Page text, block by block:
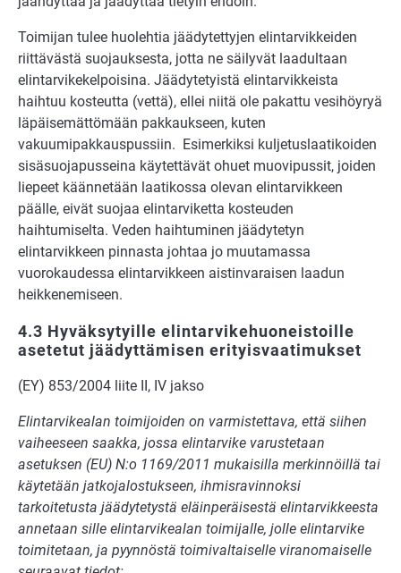
Toimijan tulee huolehtia jäädytettyjen elintarvikkeiden
riittävästä suojauksesta, jotta ne säilyvät laadultaan
elintarvikekelpoisina. Jäädytetyistä elintarvikkeista
haihtuu kosteutta (vettä), ellei niitä ole pakattu vesihöyryä
läpäisemättömään pakkaukseen, kuten
vakuumipakkauspussiin. Esimerkiksi kuljetuslaatikoiden
sisäsuojapusseina käytettävät ohuet muovipussit, joiden
liepeet käännetään laatikossa olevan elintarvikkeen
päälle, eivät suojaa elintarviketta kosteuden
haihtumiselta. Veden haihtuminen jäädytetyn
elintarvikkeen pinnasta johtaa jo muutamassa
vuorokaudessa elintarvikkeen aistinvaraisen laadun
heikkenemiseen.
4.3 Hyväksytyille elintarvikehuoneistoille
asetetut jäädyttämisen erityisvaatimukset
(EY) 853/2004 liite II, IV jakso
Elintarvikealan toimijoiden on varmistettava, että siihen
vaiheeseen saakka, jossa elintarvike varustetaan
asetuksen (EU) N:o 1169/2011 mukaisilla merkinnöillä tai
käytetään jatkojalostukseen, ihmisravinnoksi
tarkoitetusta jäädytetystä eläinperäisestä elintarvikkeesta
annetaan sille elintarvikealan toimijalle, jolle elintarvike
toimitetaan, ja pyynnöstä toimivaltaiselle viranomaiselle